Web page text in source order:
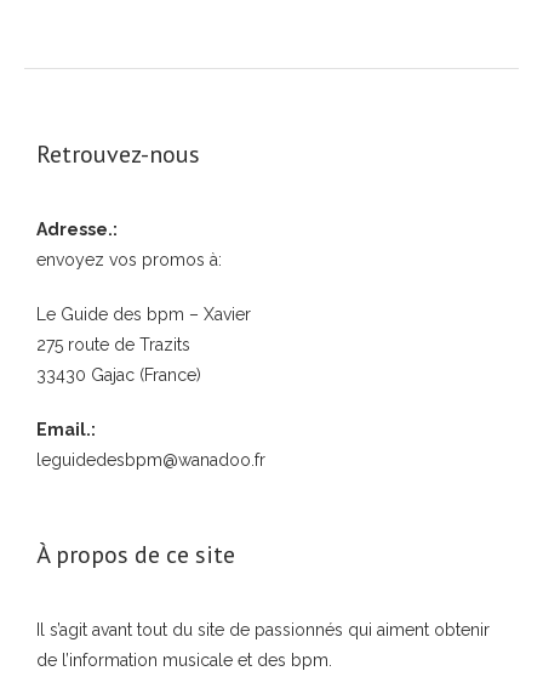
Retrouvez-nous
Adresse.:
envoyez vos promos à:
Le Guide des bpm – Xavier
275 route de Trazits
33430 Gajac (France)
Email.:
leguidedesbpm@wanadoo.fr
À propos de ce site
Il s’agit avant tout du site de passionnés qui aiment obtenir
de l’information musicale et des bpm.